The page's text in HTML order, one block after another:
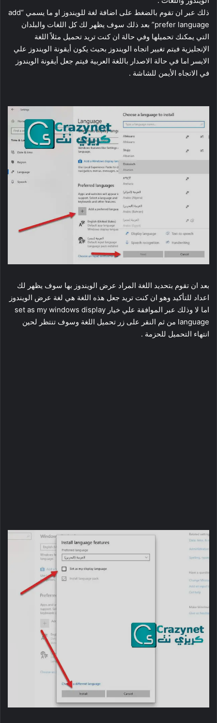
ذلك عبر ان تقوم بالضغط على اضافة لغة للويندوز او ما يسمي “add
prefer language” بعد ذلك سوف يظهر لك كل اللغات والبلدان
التي يمكنك تحميلها وفي حالة ان كنت تريد تحميل مثلاً اللغة
الإنجليزية فيتم تغيير اتجاه الويندوز بحيث يكون أيقونة الويندوز علي
الايسر اما في حالة الاصدار باللغة العربية فيتم جعل أيقونة الويندوز
في الاتجاه الأيمن للشاشة .
بعد ان تقوم بتحديد اللغة المراد عرض الويندوز بها سوف يظهر لك
اعداد للتأكيد وهو ان كنت تريد جعل هذه اللغة هي لغة عرض الويندوز
اما لا وذلك عبر الموافقة علي خيار set as my windows display
language من ثم النقر على زر تحميل اللغة وسوف تنتظر لحين
انتهاء التحميل للحزمة .